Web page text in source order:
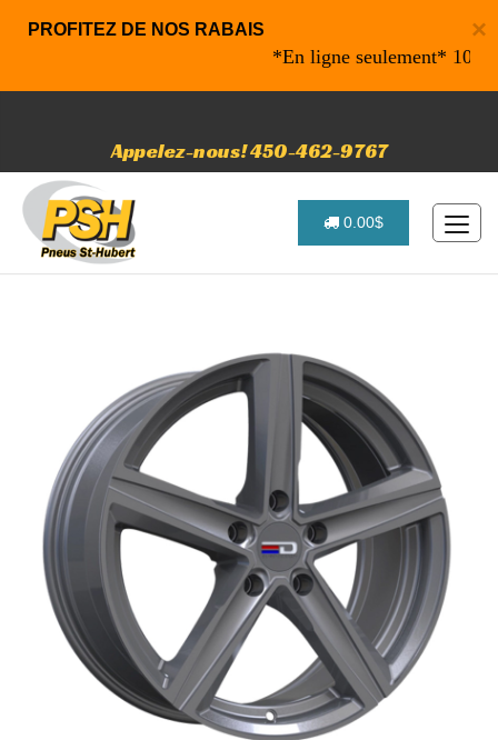
×
PROFITEZ DE NOS RABAIS
*En ligne seulement* 10% de
Appelez-nous! 450-462-9767
0.00$